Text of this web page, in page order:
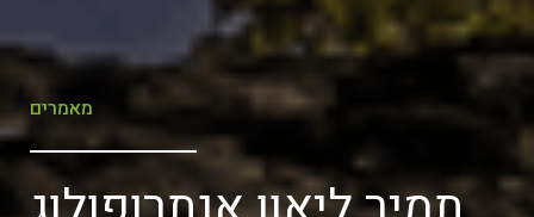
מאמרים
תמיר ליאון אנתרופולוג